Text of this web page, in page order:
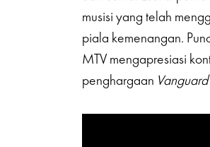
musisi yang telah
piala kemenangan.
MTV mengapresiasi
penghargaan